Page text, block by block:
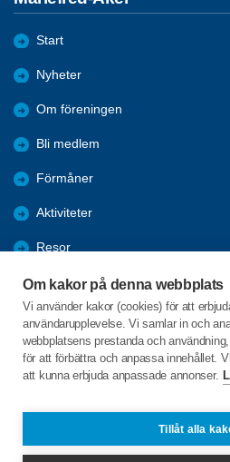
Om kakor på denna webbplats
Vi använder kakor (cookies) för att
användarupplevelse. Vi samlar in och
webbplatsens prestanda och
för att förbättra och anpassa innehållet.
att kunna erbjuda anpassade annonser.
Tillåt alla
Start
Nyheter
Om föreningen
Bli medlem
Förmåner
Aktiviteter
Resor
Bildgalleri
Föreningstips
Seniorrådet